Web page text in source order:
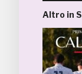
Altro in